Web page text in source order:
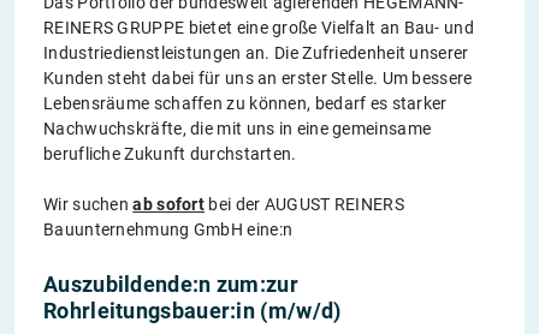
REINERS GRUPPE bietet eine große Vielfalt an Bau- und
Industriedienstleistungen an. Die Zufriedenheit unserer
Kunden steht dabei für uns an erster Stelle. Um bessere
Lebensräume schaffen zu können, bedarf es starker
Nachwuchskräfte, die mit uns in eine gemeinsame
berufliche Zukunft durchstarten.
Wir suchenab sofort bei der AUGUST REINERS
Bauunternehmung GmbH eine:n
Auszubildende:n zum:zur
Rohrleitungsbauer:in (m/w/d)